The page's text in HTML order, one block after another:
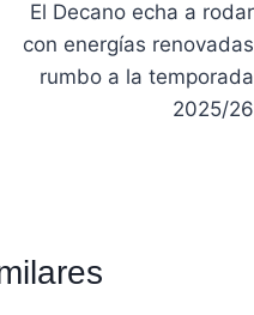
El Decano echa a rodar
con energías renovadas
rumbo a la temporada
2025/26